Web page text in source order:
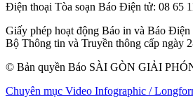
Điện thoại Tòa soạn Báo Điện tử: 08 65
Giấy phép hoạt động Báo in và Báo
Bộ Thông tin và Truyền thông cấp ngày
© Bản quyền Báo SÀI GÒN GIẢI
Chuyên mục Video Infographic /